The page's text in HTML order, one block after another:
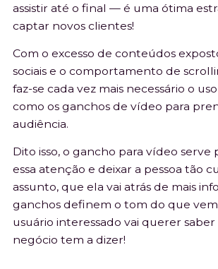
assistir até o final — é uma ótima
captar novos clientes!
Com o excesso de conteúdos
sociais e o comportamento de
faz-se cada vez mais necessário o
como os ganchos de vídeo para
audiência.
Dito isso, o gancho para vídeo serve
essa atenção e deixar a pessoa tão
assunto, que ela vai atrás de mais
ganchos definem o tom do que
usuário interessado vai querer saber
negócio tem a dizer!